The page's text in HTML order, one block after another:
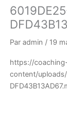
Par admin / 19
https://
content/